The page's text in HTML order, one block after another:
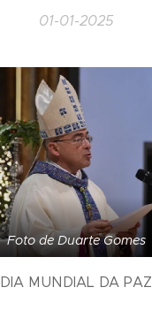
01-01-2025
Foto de Duarte Gomes
DIA MUNDIAL DA PAZ